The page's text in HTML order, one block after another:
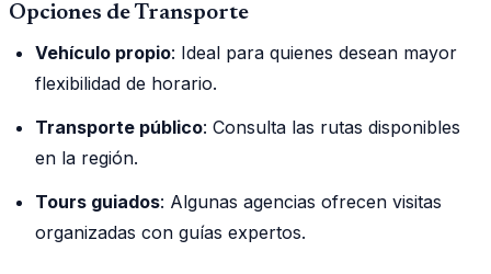
Opciones de Transporte
Vehículo propio: Ideal para quienes desean mayor
flexibilidad de horario.
Transporte público: Consulta las rutas disponibles
en la región.
Tours guiados: Algunas agencias ofrecen visitas
organizadas con guías expertos.